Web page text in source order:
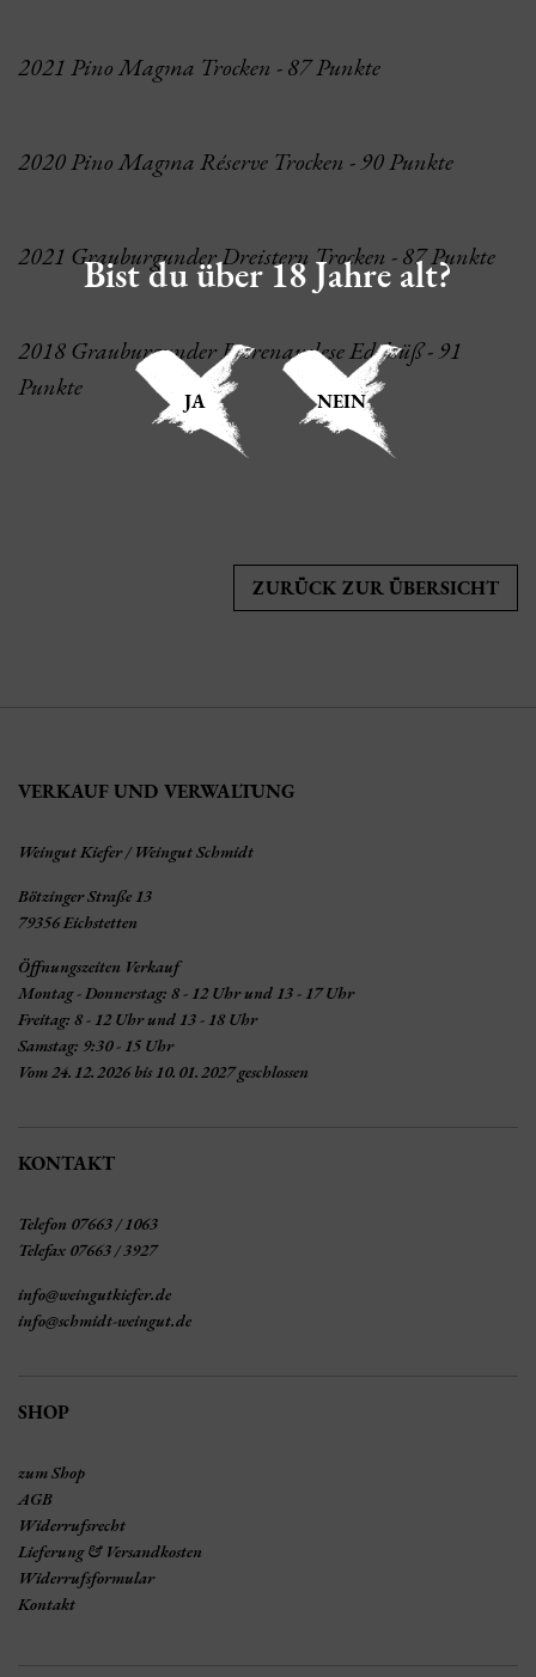
2021 Pino Magma Trocken - 87 Punkte
2020 Pino Magma Réserve Trocken - 90 Punkte
2021 Grauburgunder Dreistern Trocken - 87 Punkte
2018 Grauburgunder Beerenauslese Edelsüß- 91
Punkte
ZURÜCK ZUR ÜBERSICHT
VERKAUF UND VERWALTUNG
Weingut Kiefer / Weingut Schmidt
Bötzinger Straße 13
79356 Eichstetten
Öffnungszeiten Verkauf
Montag - Donnerstag: 8 - 12 Uhr und 13 - 17 Uhr
Freitag: 8 - 12 Uhr und 13 - 18 Uhr
Samstag: 9:30 - 15 Uhr
Vom 24.12.2026 bis 10.01.2027 geschlossen
KONTAKT
Telefon 07663 / 1063
Telefax 07663 / 3927
info@weingutkiefer.de
info@schmidt-weingut.de
SHOP
zum Shop
AGB
Widerrufsrecht
Lieferung & Versandkosten
Widerrufsformular
Kontakt
Bist du über 18 Jahre alt?
JA NEIN